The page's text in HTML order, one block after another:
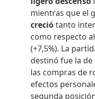
mientras que el
creciótanto
como respecto
(+7,5%). La
destinó fue la de
las compras de
efectos
segunda